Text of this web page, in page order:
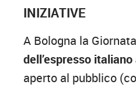
INIZIATIVE
A Bologna la
dell’espresso
aperto al pubblico